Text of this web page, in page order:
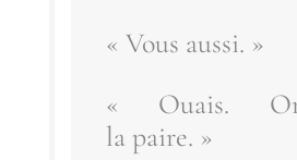
« Vous aussi. »
« Ouais.
la paire. »